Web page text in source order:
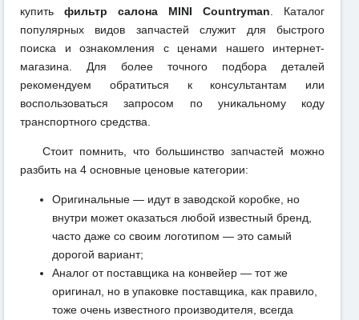
купить фильтр салона MINI Countryman . Каталог
популярных видов запчастей служит для быстрого
поиска и ознакомления с ценами нашего интернет-
магазина. Для более точного подбора деталей
рекомендуем обратиться к консультантам или
воспользоваться запросом по уникальному коду
транспортного средства.
Стоит помнить, что большинство запчастей можно
разбить на 4 основные ценовые категории:
Оригинальные — идут в заводской коробке, но
внутри может оказаться любой известный бренд,
часто даже со своим логотипом — это самый
дорогой вариант;
Аналог от поставщика на конвейер — тот же
оригинал, но в упаковке поставщика, как правило,
тоже очень известного производителя, всегда